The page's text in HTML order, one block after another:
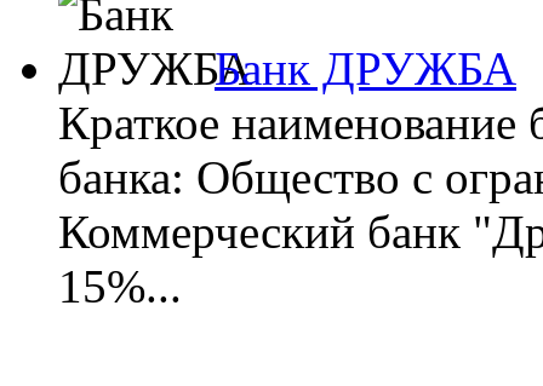
Банк ДРУЖБА
Краткое
банка: Общество с
Коммерческий банк
15%...